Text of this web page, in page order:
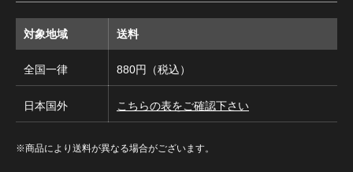
対象地域 送料
全国一律 880円（税込）
日本国外 こちらの表をご確認下さい
※商品により送料が異なる場合がございます。